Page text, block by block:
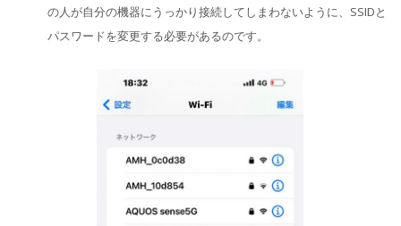
の人が自分の機器にうっかり接続してしまわないように、SSIDと
パスワードを変更する必要があるのです。